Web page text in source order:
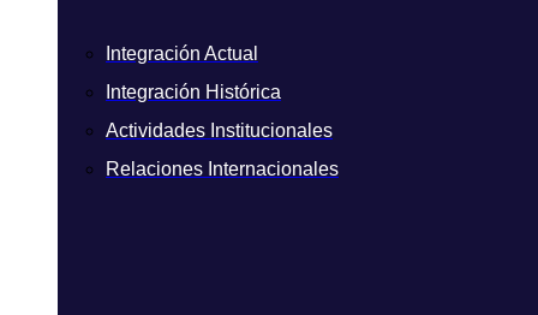
Integración Actual
Integración Histórica
Actividades Institucionales
Relaciones Internacionales